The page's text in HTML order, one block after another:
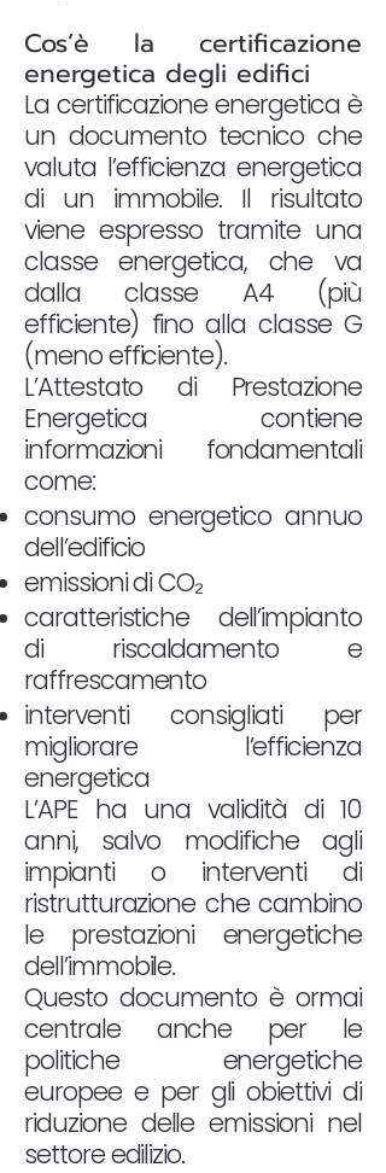
Cos’è la certificazione
energetica degli edifici
La certificazione energetica è
un documento tecnico che
valuta l’efficienza energetica
di un immobile. Il risultato
viene espresso tramite una
classe energetica, che va
dalla classe A4 (più
efficiente) fino alla classe G
(meno efficiente).
L’Attestato di Prestazione
Energetica contiene
informazioni fondamentali
come:
consumo energetico annuo
dell’edificio
emissioni di CO₂
caratteristiche dell’impianto
di riscaldamento e
raffrescamento
interventi consigliati per
migliorare l’efficienza
energetica
L’APE ha una validità di 10
anni, salvo modifiche agli
impianti o interventi di
ristrutturazione che cambino
le prestazioni energetiche
dell’immobile.
Questo documento è ormai
centrale anche per le
politiche energetiche
europee e per gli obiettivi di
riduzione delle emissioni nel
settore edilizio.